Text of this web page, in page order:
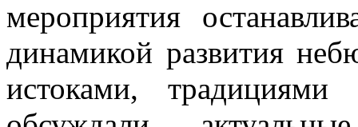
мероприятия
динамикой развития
истоками,